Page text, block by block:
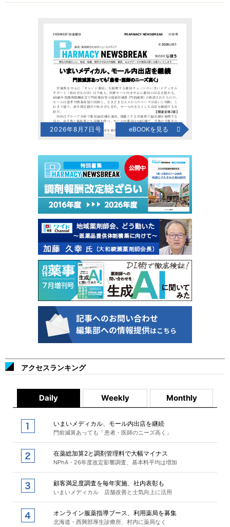
2026年8月7日号 eBOOKを見る
アクセスランキング
Daily Weekly Monthly
いまいメディカル、モール内出店を継続
門前減算あっても「患者・医師のニーズ高く」
在薬総加算2と調剤管理料で大幅マイナス
NPhA・26年度改定影響調査、基本料平均は増加
顧客満足度調査を毎年実施、社内表彰も
いまいメディカル 店舗改善と士気向上に活用
オンライン服薬指導ブース、利用薬局を募集
北海道・西興部厚生診療所、村内に薬局なく